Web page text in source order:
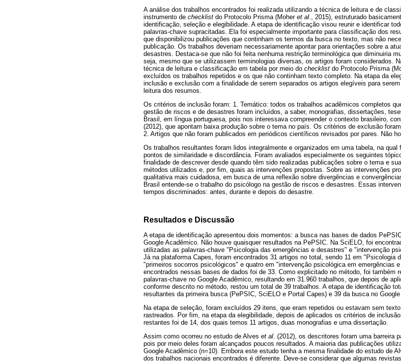
A análise dos trabalhos encontrados foi realizada utilizando a técnica de leitura e de
instrumento de checklist do Protocolo Prisma (Moher et al ., 2015), estruturado
identificação, seleção e elegibilidade. A etapa de identificação visou reunir e identificar
palavras-chave supracitadas. Ela foi especialmente importante para classificação dos
que disponibilizou publicações que continham os termos da busca no texto, mas não
publicação. Os trabalhos deveriam necessariamente apontar para orientações sobre a
desastres. Destaca-se que não foi feita nenhuma restrição terminológica que diminuiria
seja, mesmo que se utilizassem terminologias diversas, os artigos foram considerados.
técnica de leitura e classificação em tabela por meio do checklist do Protocolo Prisma
excluídos os trabalhos repetidos e os que não continham texto completo. Na etapa da
inclusão e exclusão com a finalidade de serem separados os artigos elegíveis para
leitura dos resumos.
Os critérios de inclusão foram: 1. Temático: todos os trabalhos acadêmicos completos
gestão de riscos e de desastres foram incluídos, a saber, monografias, dissertações,
Brasil, em língua portuguesa, pois nos interessava compreender o contexto brasileiro,
(2012), que apontam baixa produção sobre o tema no país. Os critérios de exclusão
2. Artigos que não foram publicados em periódicos científicos revisados por pares. Não
Os trabalhos resultantes foram lidos integralmente e organizados em uma tabela, na
pontos de similaridade e discordância. Foram avaliados especialmente os seguintes
finalidade de descrever desde quando têm sido realizadas publicações sobre o tema e
métodos utilizados e, por fim, quais as intervenções propostas. Sobre as intervenções
qualitativa mais cuidadosa, em busca de uma reflexão sobre divergências e
Brasil entende-se o trabalho do psicólogo na gestão de riscos e desastres. Essas
tempos discriminados: antes, durante e depois do desastre.
Resultados e Discussão
A etapa de identificação apresentou dois momentos: a busca nas bases de dados
Google Acadêmico. Não houve quaisquer resultados na PePSIC. Na SciELO, foi
utilizadas as palavras-chave "Psicologia das emergências e desastres" e "intervenção
Já na plataforma Capes, foram encontrados 31 artigos no total, sendo 11 em "Psicologia
"primeiros socorros psicológicos" e quatro em "intervenção psicológica em emergências
encontrados nessas bases de dados foi de 33. Como explicitado no método, foi também
palavras-chave no Google Acadêmico, resultando em 31.960 trabalhos, que depois de
conforme descrito no método, restou um total de 39 trabalhos. A etapa de identificação
resultantes da primeira busca (PePSIC, SciELO e Portal Capes) e 39 da busca no Google
Na etapa de seleção, foram excluídos 29 itens, que eram repetidos ou estavam sem
rastreados. Por fim, na etapa da elegibilidade, depois de aplicados os critérios de
restantes foi de 14, dos quais temos 11 artigos, duas monografias e uma dissertação.
Assim como ocorreu no estudo de Alves et al. (2012), os descritores foram uma barreira
pois por meio deles foram alcançados poucos resultados. A maioria das publicações
Google Acadêmico (n=10). Embora este estudo tenha a mesma finalidade do estudo de
dos trabalhos nacionais encontrados é diferente. Deve-se considerar que algumas